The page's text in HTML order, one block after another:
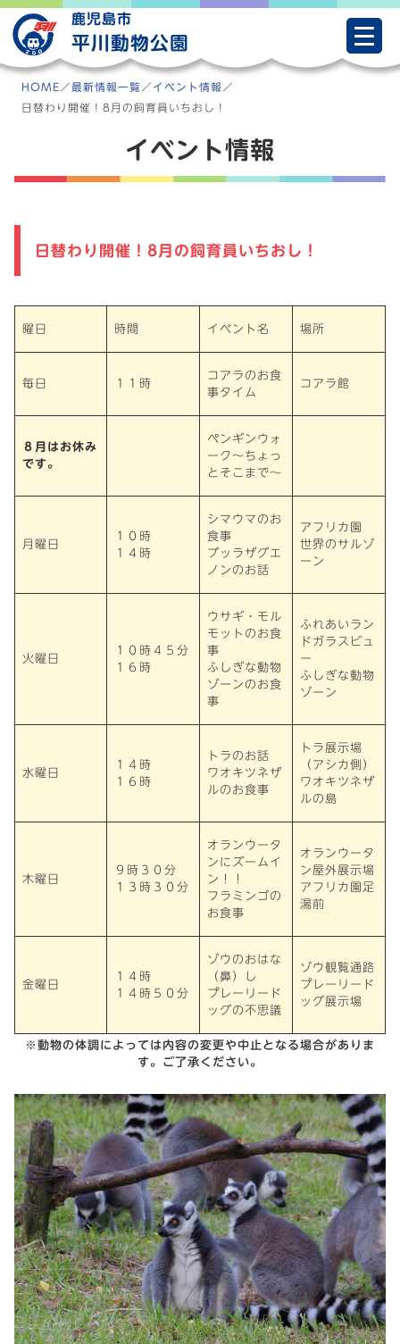
Skip
to
content
鹿児島市
平川動物公園
HOME ／最新情報一覧 ／ イベント情報 ／
日替わり開催！8月の飼育員いちおし！
イベント情報
日替わり開催！8月の飼育員いちおし！
曜日 時間 イベント名 場所
毎日 １１時
コアラのお食
事タイム
コアラ館
８月はお休み
です。
ペンギンウォ
ーク～ちょっ
とそこまで～
月曜日
１０時
１４時
シマウマのお
食事
ブッラザグエ
ノンのお話
アフリカ園
世界のサルゾ
ーン
火曜日
１０時４５分
１６時
ウサギ・モル
モットのお食
事
ふしぎな動物
ゾーンのお食
事
ふれあいラン
ドガラスビュ
ー
ふしぎな動物
ゾーン
水曜日
１４時
１６時
トラのお話
ワオキツネザ
ルのお食事
トラ展示場
（アシカ側）
ワオキツネザ
ルの島
木曜日
９時３０分
１３時３０分
オランウータ
ンにズームイ
ン！！
フラミンゴの
お食事
オランウータ
ン屋外展示場
アフリカ園足
湯前
金曜日
１４時
１４時５０分
ゾウのおはな
（鼻）し
プレーリード
ッグの不思議
ゾウ観覧通路
プレーリード
ッグ展示場
※動物の体調によっては内容の変更や中止となる場合がありま
す。ご了承ください。